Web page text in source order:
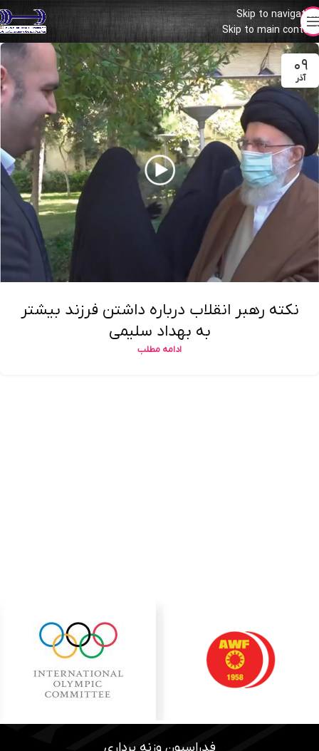
Skip to navigation
Skip to main content
۰۹
آذر
نکته‌ رهبر انقلاب درباره داشتن فرزند بیشتر
به بهداد سلیمی
ادامه مطلب